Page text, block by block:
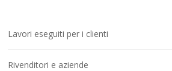
Lavori eseguiti per i clienti
Rivenditori e aziende